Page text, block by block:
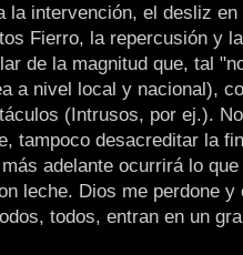
la intervención, el desliz en
Fierro, la repercusión y
de la magnitud que, tal
a nivel local y nacional),
(Intrusos, por ej.).
tampoco desacreditar la
adelante ocurrirá lo que
leche. Dios me perdone y
todos, entran en un